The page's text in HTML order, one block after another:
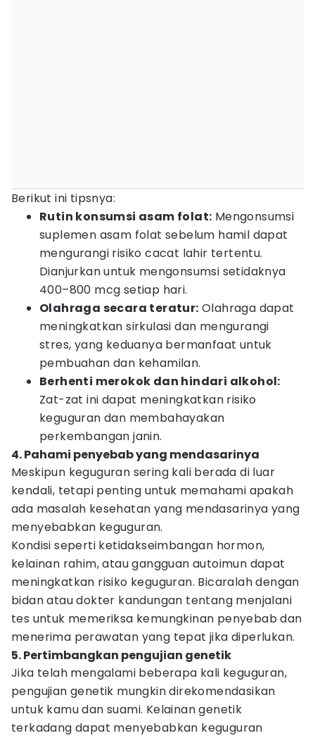
Berikut ini tipsnya:
Rutin konsumsi asam folat: Mengonsumsi
suplemen asam folat sebelum hamil dapat
mengurangi risiko cacat lahir tertentu.
Dianjurkan untuk mengonsumsi setidaknya
400–800 mcg setiap hari.
Olahraga secara teratur: Olahraga dapat
meningkatkan sirkulasi dan mengurangi
stres, yang keduanya bermanfaat untuk
pembuahan dan kehamilan.
Berhenti merokok dan hindari alkohol:
Zat-zat ini dapat meningkatkan risiko
keguguran dan membahayakan
perkembangan janin.
4. Pahami penyebab yang mendasarinya
Meskipun keguguran sering kali berada di luar
kendali, tetapi penting untuk memahami apakah
ada masalah kesehatan yang mendasarinya yang
menyebabkan keguguran.
Kondisi seperti ketidakseimbangan hormon,
kelainan rahim, atau gangguan autoimun dapat
meningkatkan risiko keguguran. Bicaralah dengan
bidan atau dokter kandungan tentang menjalani
tes untuk memeriksa kemungkinan penyebab dan
menerima perawatan yang tepat jika diperlukan.
5. Pertimbangkan pengujian genetik
Jika telah mengalami beberapa kali keguguran,
pengujian genetik mungkin direkomendasikan
untuk kamu dan suami. Kelainan genetik
terkadang dapat menyebabkan keguguran